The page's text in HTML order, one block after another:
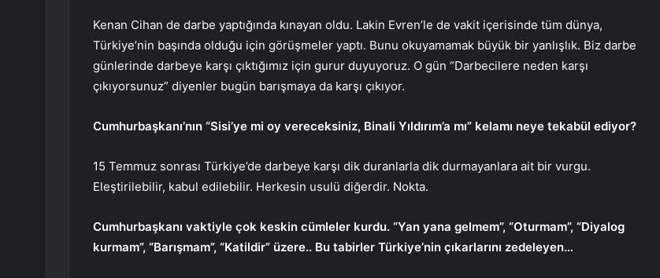
Kenan Cihan de darbe yaptığında kınayan oldu. Lakin Evren’le de vakit içerisinde tüm dünya,
Türkiye’nin başında olduğu için görüşmeler yaptı. Bunu okuyamamak büyük bir yanlışlık. Biz darbe
günlerinde darbeye karşı çıktığımız için gurur duyuyoruz. O gün “Darbecilere neden karşı
çıkıyorsunuz” diyenler bugün barışmaya da karşı çıkıyor.
Cumhurbaşkanı’nın “Sisi’ye mi oy vereceksiniz, Binali Yıldırım’a mı” kelamı neye tekabül ediyor?
15 Temmuz sonrası Türkiye’de darbeye karşı dik duranlarla dik durmayanlara ait bir vurgu.
Eleştirilebilir, kabul edilebilir. Herkesin usulü diğerdir. Nokta.
Cumhurbaşkanı vaktiyle çok keskin cümleler kurdu. “Yan yana gelmem”, “Oturmam”, “Diyalog
kurmam”, “Barışmam”, “Katildir” üzere.. Bu tabirler Türkiye’nin çıkarlarını zedeleyen…